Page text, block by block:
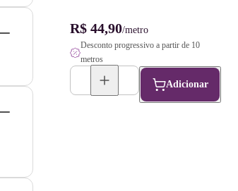
R$ 44,90/metro
Desconto progressivo a partir de 10
metros
Adicionar